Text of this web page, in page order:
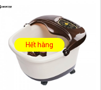
Hết hàng